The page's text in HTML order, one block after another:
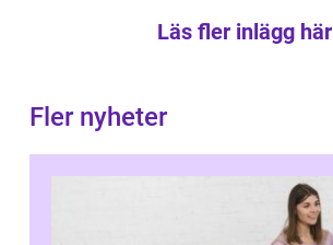
Läs fler inlägg här
Fler nyheter